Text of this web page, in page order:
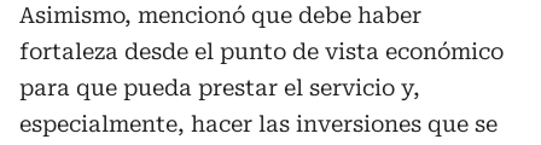
Asimismo, mencionó que debe haber
fortaleza desde el punto de vista económico
para que pueda prestar el servicio y,
especialmente, hacer las inversiones que se